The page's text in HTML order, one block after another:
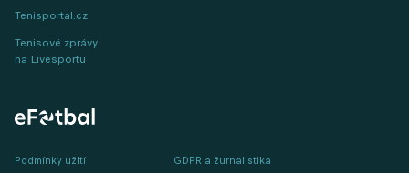
Tenisportal.cz
Tenisové zprávy
na Livesportu
Podmínky užití GDPR a žurnalistika